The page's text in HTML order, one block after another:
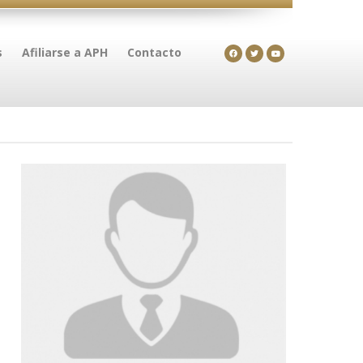
Afiliarse a APH Contacto